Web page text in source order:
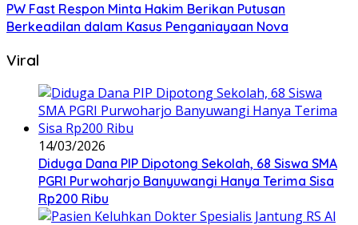
PW Fast Respon Minta Hakim Berikan Putusan
Berkeadilan dalam Kasus Penganiayaan Nova
Viral
14/03/2026
Diduga Dana PIP Dipotong Sekolah, 68 Siswa SMA
PGRI Purwoharjo Banyuwangi Hanya Terima Sisa
Rp200 Ribu